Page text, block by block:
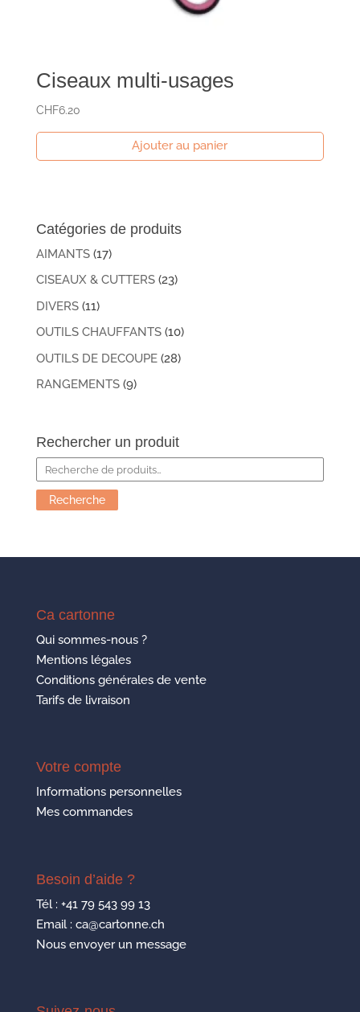
Ciseaux multi-usages
CHF6.20
Ajouter au panier
Catégories de produits
AIMANTS (17)
CISEAUX & CUTTERS (23)
DIVERS (11)
OUTILS CHAUFFANTS (10)
OUTILS DE DECOUPE (28)
RANGEMENTS (9)
Rechercher un produit
Recherche
pour :
Recherche
Ca cartonne
Qui sommes-nous ?
Mentions légales
Conditions générales de vente
Tarifs de livraison
Votre compte
Informations personnelles
Mes commandes
Besoin d’aide ?
Tél : +41 79 543 99 13
Email : ca@cartonne.ch
Nous envoyer un message